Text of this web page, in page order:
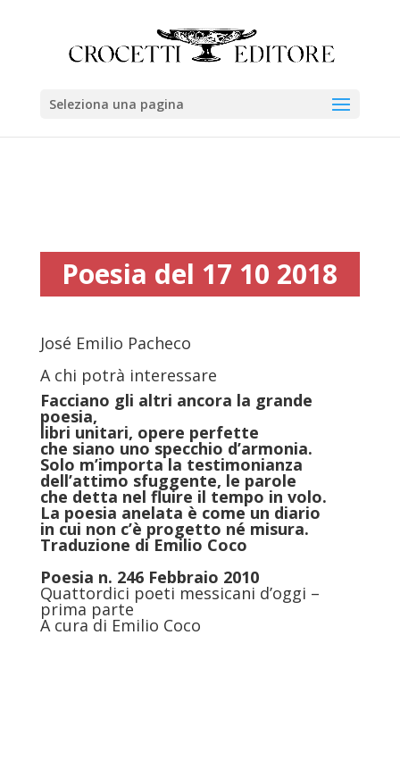
Seleziona una pagina
Poesia del 17 10 2018
José Emilio Pacheco
A chi potrà interessare
Facciano gli altri ancora la grande
poesia,
libri unitari, opere perfette
che siano uno specchio d’armonia.
Solo m’importa la testimonianza
dell’attimo sfuggente, le parole
che detta nel fluire il tempo in volo.
La poesia anelata è come un diario
in cui non c’è progetto né misura.
Traduzione di Emilio Coco
Poesia n. 246 Febbraio 2010
Quattordici poeti messicani d’oggi –
prima parte
A cura di Emilio Coco